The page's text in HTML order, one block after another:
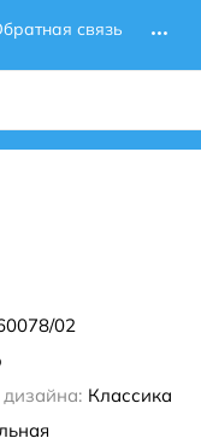
связь
02
Классика